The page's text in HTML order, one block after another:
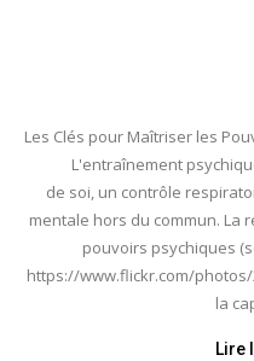
Les Clés pour Maîtriser les
L'entraînement psychique
de soi, un contrôle
mentale hors du commun. La
pouvoirs psychiques
https://www.flickr.com/
la
Lire